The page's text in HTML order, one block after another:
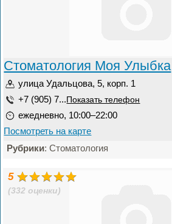
Стоматология Моя Улыбка
улица Удальцова, 5, корп. 1
+7 (905) 7... Показать телефон
ежедневно, 10:00–22:00
Посмотреть на карте
Рубрики: Стоматология
5
(332 оценки)